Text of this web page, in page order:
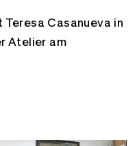
Teresa Casanueva in
Atelier am